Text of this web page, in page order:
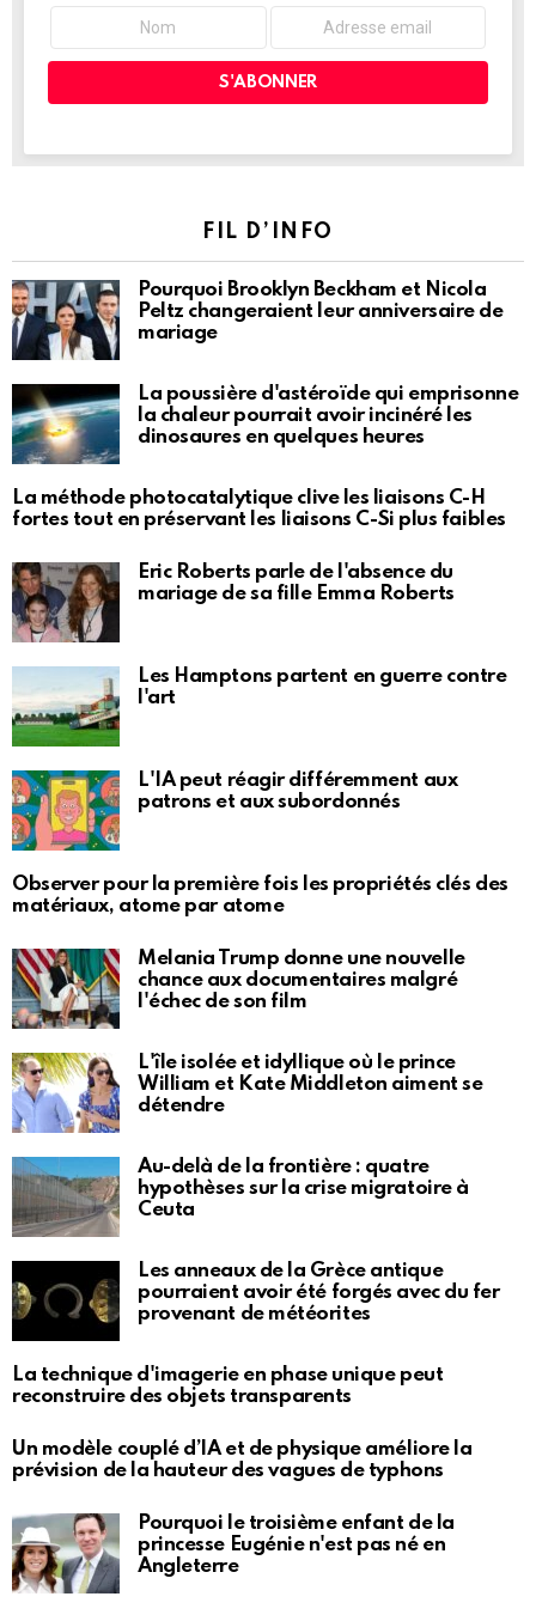
FIL D’INFO
Pourquoi Brooklyn Beckham et Nicola
Peltz changeraient leur anniversaire de
mariage
La poussière d'astéroïde qui emprisonne
la chaleur pourrait avoir incinéré les
dinosaures en quelques heures
La méthode photocatalytique clive les liaisons C-H
fortes tout en préservant les liaisons C-Si plus faibles
Eric Roberts parle de l'absence du
mariage de sa fille Emma Roberts
Les Hamptons partent en guerre contre
l'art
L'IA peut réagir différemment aux
patrons et aux subordonnés
Observer pour la première fois les propriétés clés des
matériaux, atome par atome
Melania Trump donne une nouvelle
chance aux documentaires malgré
l'échec de son film
L'île isolée et idyllique où le prince
William et Kate Middleton aiment se
détendre
Au-delà de la frontière : quatre
hypothèses sur la crise migratoire à
Ceuta
Les anneaux de la Grèce antique
pourraient avoir été forgés avec du fer
provenant de météorites
La technique d'imagerie en phase unique peut
reconstruire des objets transparents
Un modèle couplé d’IA et de physique améliore la
prévision de la hauteur des vagues de typhons
Pourquoi le troisième enfant de la
princesse Eugénie n'est pas né en
Angleterre